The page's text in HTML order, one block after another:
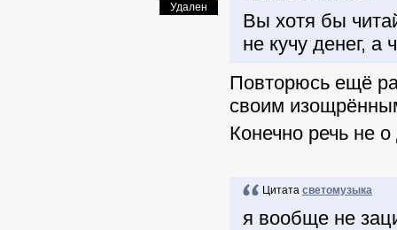
Удален
Вы хотя бы
не кучу денег, а
Повторюсь ещё
своим
Конечно речь не
Цитата светомузыка
я вообще не